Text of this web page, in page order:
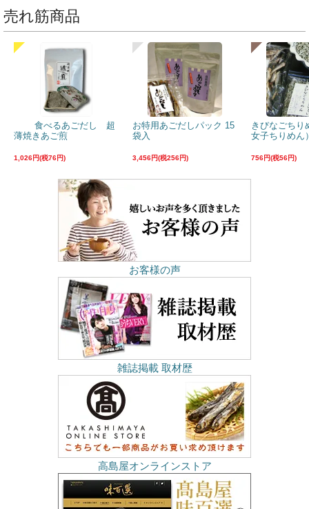
売れ筋商品
食べるあごだし 超
薄焼きあご煎
1,026円(税76円)
お特用あごだしパック 15
袋入
3,456円(税256円)
きびなごちり
女子ちりめん
756円(税56円)
お客様の声
雑誌掲載 取材歴
高島屋オンラインストア